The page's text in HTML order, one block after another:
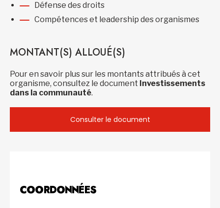
Défense des droits
Compétences et leadership des organismes
MONTANT(S) ALLOUÉ(S)
Pour en savoir plus sur les montants attribués à cet
organisme, consultez le document Investissements
dans la communauté.
Consulter le document
COORDONNÉES